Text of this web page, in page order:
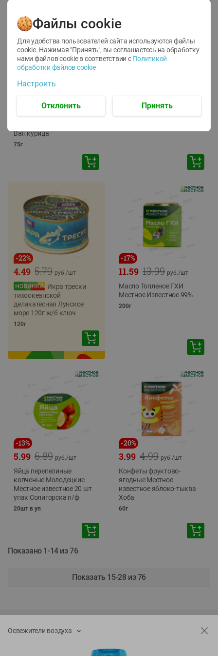
12
1.05 руб./
руб./шт
Корм влаж. для кош. с
Ван курица
75г
ТОФУ Vegetus ТВЕРДЫЙ
-22%
5.79
4.49 руб./шт
Икра трески
тихоокеанской
деликатесная Лунское
море 120г ж/б ключ
120г
-17%
13.99
11.59 руб./шт
Масло Топленое ГХИ
Местное Известное 99%
200г
-13%
6.89
5.99 руб./шт
Яйца перепелиные
копченые Молодецкие
Местное известное 20 шт
упак Солигорска п/ф
20шт в уп
-20%
4.99
3.99 руб./шт
Конфеты фруктово-
ягодные Местное
известное яблоко-тыква
Хоба
60г
Показано 1-14 из 76
Показать 15-28 из 76
Каталог товаров
Освежители воздуха
Файлы cookie
Для удобства пользователей сайта используются файлы
cookie. Нажимая "Принять", вы соглашаетесь на обработку
нами файлов cookie в соответствии с Политикой
обработки файлов cookie
Настроить
Отклонить Принять